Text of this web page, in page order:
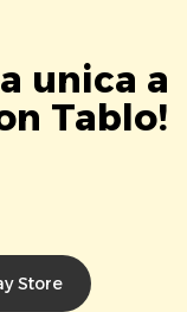
unica a
Tablo!
Store